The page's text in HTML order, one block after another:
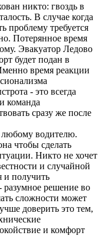
никто: гвоздь в
В случае когда
проблему требуется
Потерянное время
Эвакуатор Ледово
будет подан в
время реакции
- это всегда
команда
сразу же после
водителю.
чтобы сделать
Никто не хочет
и случайной
и получить
решение во
сложности может
доверить это тем,
и комфорт